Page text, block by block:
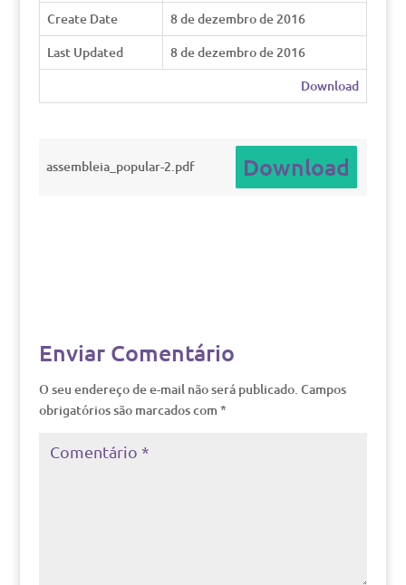
Create Date
8 de dezembro de 2016
Last Updated
8 de dezembro de 2016
Download
assembleia_popular-2.pdf Download
Enviar Comentário
O seu endereço de e-mail não será publicado. Campos
obrigatórios são marcados com *